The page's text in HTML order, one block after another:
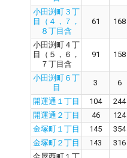
小田渕町３丁
目（４，７，
８丁目含
61 168
小田渕町４丁
目（５，６，
７丁目含
91 158
小田渕町６丁
目
3 6
開運通１丁目 104 244
開運通２丁目
46 124
金塚町１丁目
145 354
金塚町２丁目
143 316
金屋西町１丁